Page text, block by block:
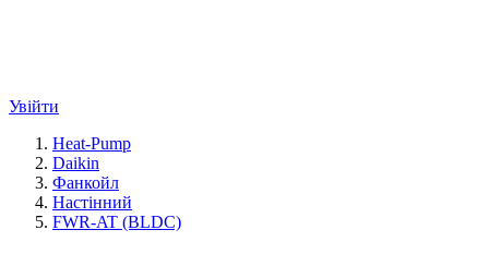
Увійти
Heat-Pump
Daikin
Фанкойл
Настінний
FWR-AT (BLDC)